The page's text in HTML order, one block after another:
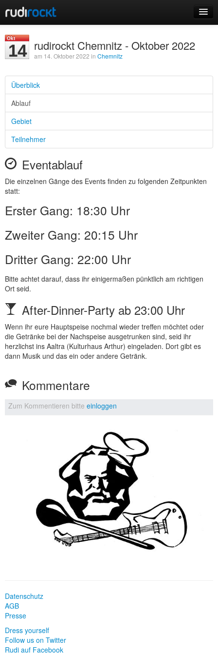
Events
Login
Registrieren
Okt
14 rudirockt Chemnitz - Oktober 2022
am 14. Oktober 2022 in Chemnitz
Überblick
Ablauf
Gebiet
Teilnehmer
Eventablauf
Die einzelnen Gänge des Events finden zu folgenden Zeitpunkten
statt:
Erster Gang: 18:30 Uhr
Zweiter Gang: 20:15 Uhr
Dritter Gang: 22:00 Uhr
Bitte achtet darauf, dass ihr einigermaßen pünktlich am richtigen
Ort seid.
After-Dinner-Party ab 23:00 Uhr
Wenn ihr eure Hauptspeise nochmal wieder treffen möchtet oder
die Getränke bei der Nachspeise ausgetrunken sind, seid ihr
herzlichst ins Aaltra (Kulturhaus Arthur) eingeladen. Dort gibt es
dann Musik und das ein oder andere Getränk.
Kommentare
Zum Kommentieren bitte einloggen
Datenschutz
AGB
Presse
Dress yourself
Follow us on Twitter
Rudi auf Facebook